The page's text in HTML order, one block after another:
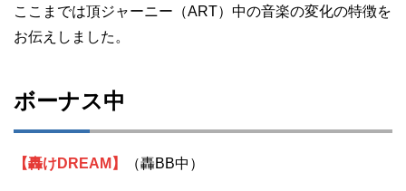
ここまでは頂ジャーニー（ART）中の音楽の変化の特徴を
お伝えしました。
ボーナス中
【轟けDREAM】 （轟BB中）